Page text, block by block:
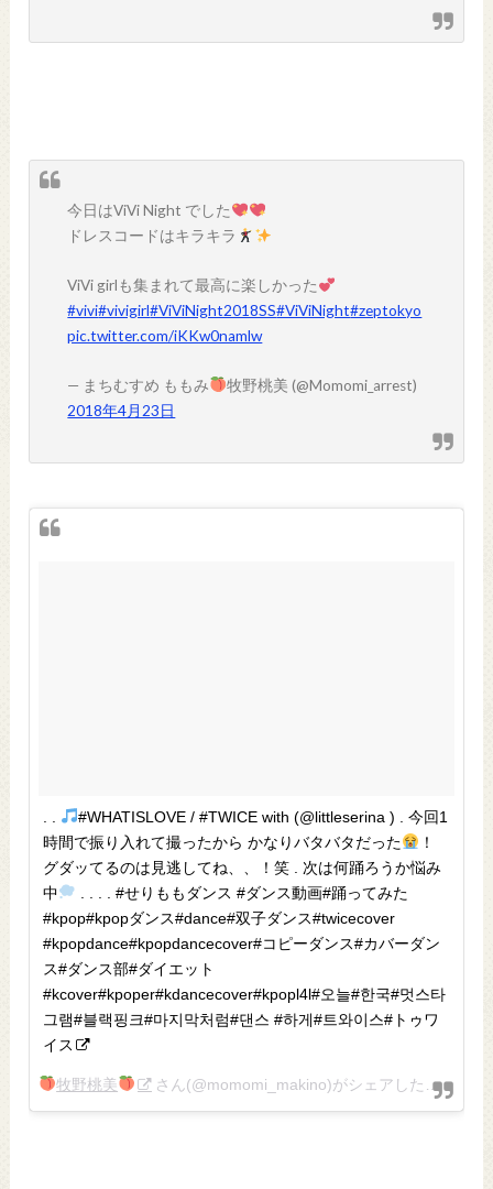
今日はViVi Night でした
ドレスコードはキラキラ
ViVi girlも集まれて最高に楽しかった
#vivi#vivigirl#ViViNight2018SS#ViViNight#zeptokyo
pic.twitter.com/iKKw0namlw
— まちむすめ ももみ
牧野桃美 (@Momomi_arrest)
2018年4月23日
#WHATISLOVE / #TWICE with (@littleserina ) . 今回1
時間で振り入れて撮ったから かなりバタバタだった
！
グダッてるのは見逃してね、、！笑 . 次は何踊ろうか悩み
中
. . . . #せりももダンス #ダンス動画#踊ってみた
#kpop#kpopダンス#dance#双子ダンス#twicecover
#kpopdance#kpopdancecover#コピーダンス#カバーダン
ス#ダンス部#ダイエット
#kcover#kpoper#kdancecover#kpopl4l#오늘#한국#멋스타
그램#블랙핑크#마지막처럼#댄스 #하게#트와이스#トゥワ
イス
牧野桃美 さん(@momomi_makino)がシェアした投稿 –